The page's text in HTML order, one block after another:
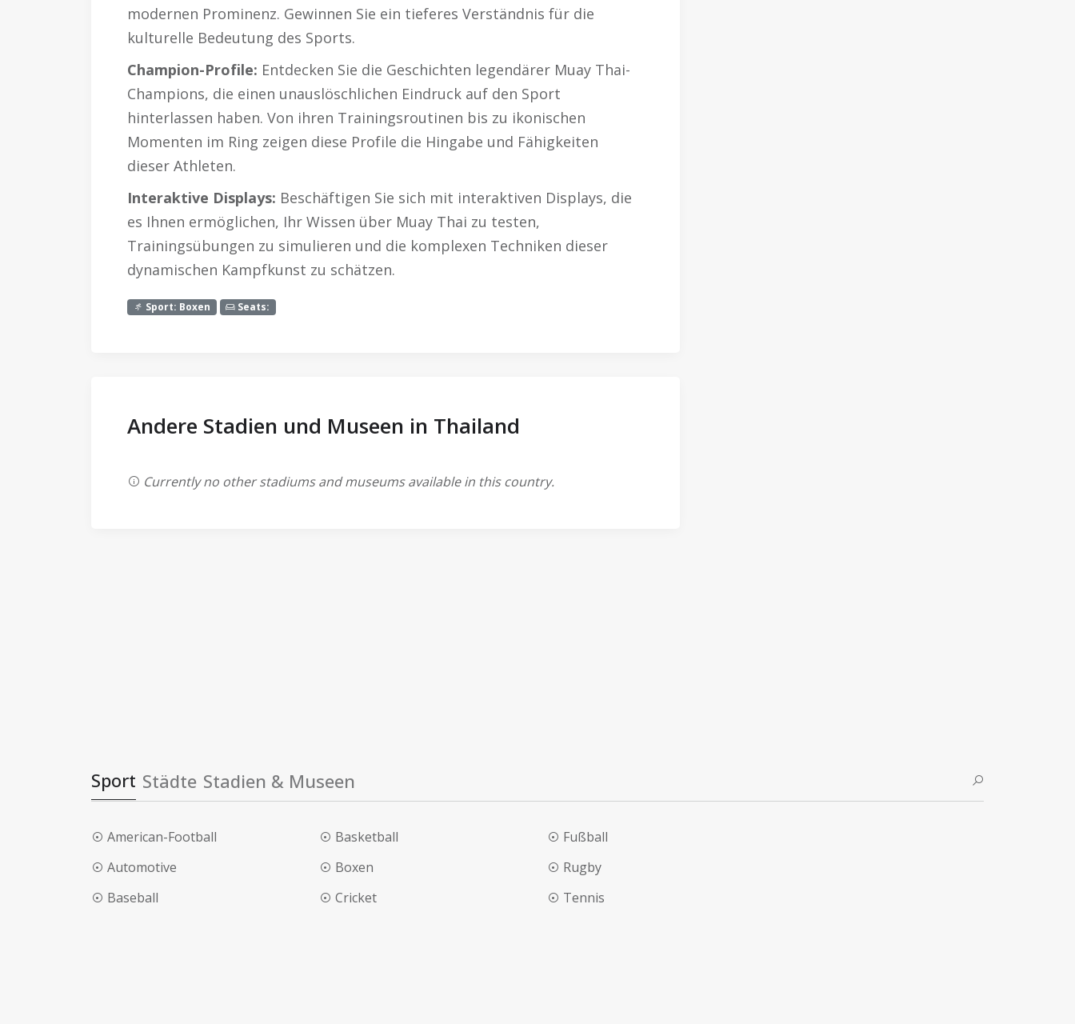
modernen Prominenz. Gewinnen Sie ein tieferes Verständnis für die
kulturelle Bedeutung des Sports.
Champion-Profile: Entdecken Sie die Geschichten legendärer Muay Thai-
Champions, die einen unauslöschlichen Eindruck auf den Sport
hinterlassen haben. Von ihren Trainingsroutinen bis zu ikonischen
Momenten im Ring zeigen diese Profile die Hingabe und Fähigkeiten
dieser Athleten.
Interaktive Displays: Beschäftigen Sie sich mit interaktiven Displays, die
es Ihnen ermöglichen, Ihr Wissen über Muay Thai zu testen,
Trainingsübungen zu simulieren und die komplexen Techniken dieser
dynamischen Kampfkunst zu schätzen.
Sport: Boxen Seats:
Andere Stadien und Museen in Thailand
Currently no other stadiums and museums available in this country.
Sport Städte Stadien & Museen
American-Football
Automotive
Baseball
Basketball
Boxen
Cricket
Fußball
Rugby
Tennis